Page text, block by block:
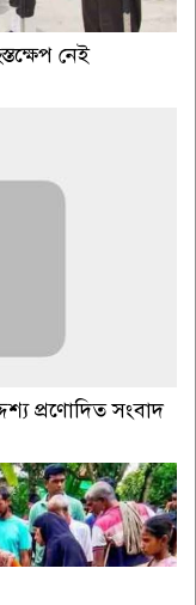
নেই
প্রণোদিত সংবাদ